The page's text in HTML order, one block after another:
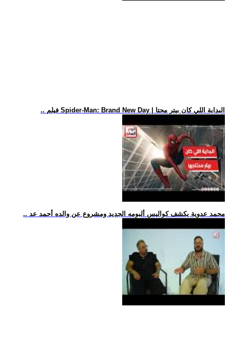
.. فيلم Spider-Man: Brand New Day | البداية اللي كان بيتر محتا
.. محمد عدوية يكشف كواليس ألبومه الجديد ومشروع عن والده أحمد عد